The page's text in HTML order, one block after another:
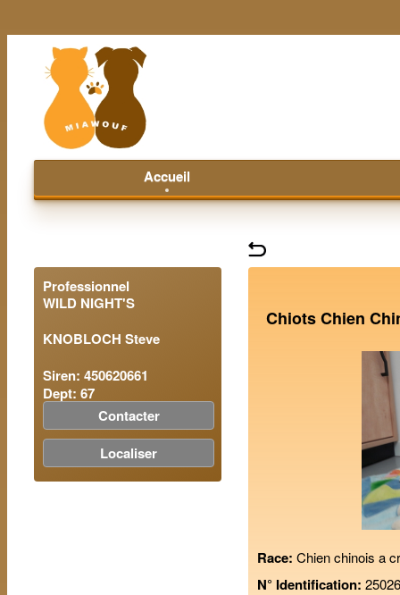
Accueil
Professionnel
WILD NIGHT'S
KNOBLOCH Steve
Siren: 450620661
Dept: 67
Contacter
Localiser
Chiots Chien
Race: Chien chinois a
N° Identification: